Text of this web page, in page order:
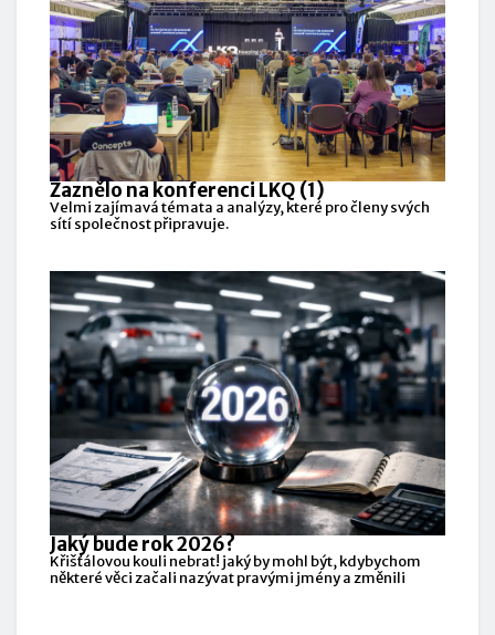
Zaznělo na konferenci LKQ (1)
Velmi zajímavá témata a analýzy, které pro členy svých
sítí společnost připravuje.
Jaký bude rok 2026?
Křišťálovou kouli nebrat! jaký by mohl být, kdybychom
některé věci začali nazývat pravými jmény a změnili